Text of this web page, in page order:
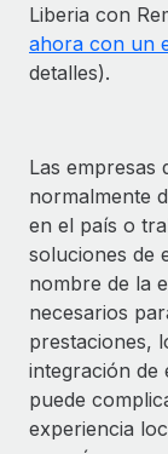
Liberia con
ahora con un
detalles).
Las empresas
normalmente
en el país o
soluciones de
nombre de la
necesarios
prestaciones,
integración de
puede
experiencia